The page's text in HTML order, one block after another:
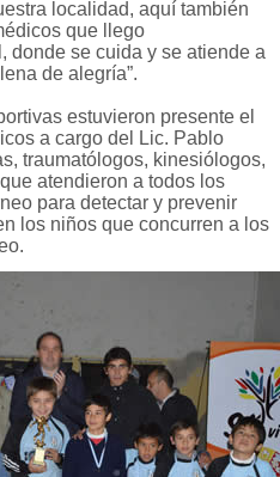
localidad, aquí también
que llego
donde se cuida y se atiende a
de alegría”.
estuvieron presente el
a cargo del Lic. Pablo
traumatólogos, kinesiólogos,
atendieron a todos los
para detectar y prevenir
los niños que concurren a los